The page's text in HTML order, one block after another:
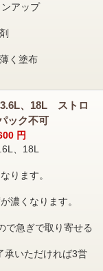
アップ
く塗布
、18L ストロ
ック不可
円
、18L
ります。
濃くなります。
で急ぎで取り寄せる
承いただければ3営